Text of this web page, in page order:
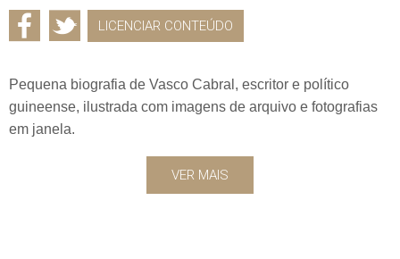
LICENCIAR CONTEÚDO
Pequena biografia de Vasco Cabral, escritor e político
guineense, ilustrada com imagens de arquivo e fotografias
em janela.
VER MAIS